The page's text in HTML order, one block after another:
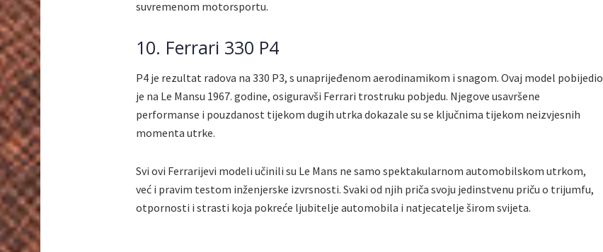
suvremenom motorsportu.
10. Ferrari 330 P4
P4 je rezultat radova na 330 P3, s unaprijeđenom aerodinamikom i snagom. Ovaj model pobijedio
je na Le Mansu 1967. godine, osiguravši Ferrari trostruku pobjedu. Njegove usavršene
performanse i pouzdanost tijekom dugih utrka dokazale su se ključnima tijekom neizvjesnih
momenta utrke.
Svi ovi Ferrarijevi modeli učinili su Le Mans ne samo spektakularnom automobilskom utrkom,
već i pravim testom inženjerske izvrsnosti. Svaki od njih priča svoju jedinstvenu priču o trijumfu,
otpornosti i strasti koja pokreće ljubitelje automobila i natjecatelje širom svijeta.